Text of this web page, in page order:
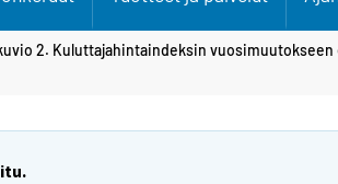
2. Kuluttajahintaindeksin